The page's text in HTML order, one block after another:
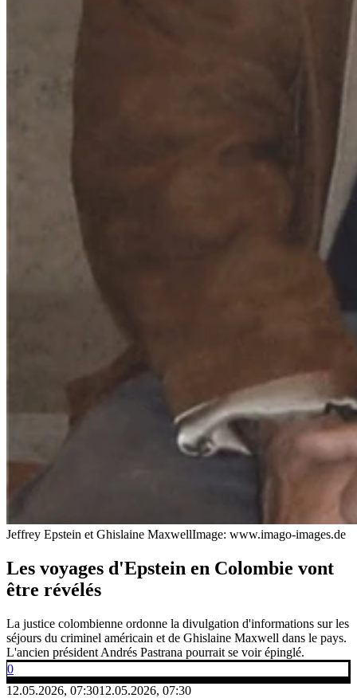
Jeffrey Epstein et Ghislaine MaxwellImage: www.imago-images.de
Les voyages d'Epstein en Colombie vont
être révélés
La justice colombienne ordonne la divulgation d'informations sur les
séjours du criminel américain et de Ghislaine Maxwell dans le pays.
L'ancien président Andrés Pastrana pourrait se voir épinglé.
0
12.05.2026, 07:3012.05.2026, 07:30